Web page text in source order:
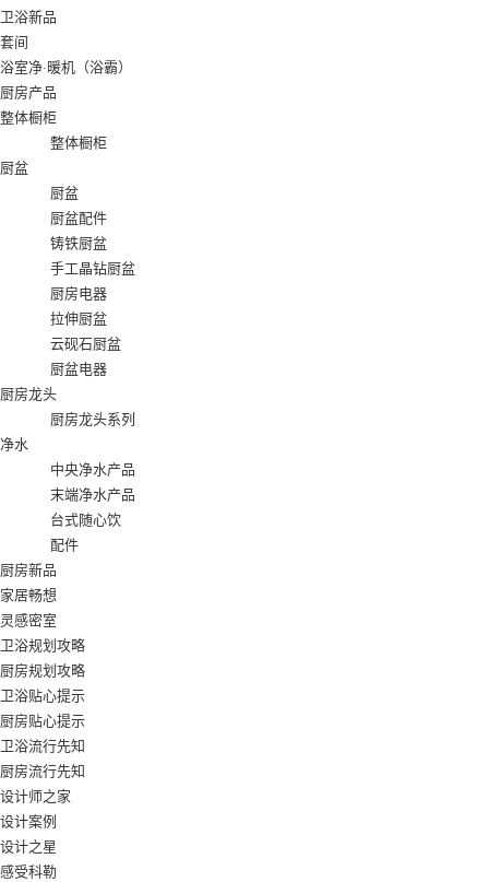
卫浴新品
套间
浴室净·暖机（浴霸）
厨房产品
整体橱柜
整体橱柜
厨盆
厨盆
厨盆配件
铸铁厨盆
手工晶钻厨盆
厨房电器
拉伸厨盆
云砚石厨盆
厨盆电器
厨房龙头
厨房龙头系列
净水
中央净水产品
末端净水产品
台式随心饮
配件
厨房新品
家居畅想
灵感密室
卫浴规划攻略
厨房规划攻略
卫浴贴心提示
厨房贴心提示
卫浴流行先知
厨房流行先知
设计师之家
设计案例
设计之星
感受科勒